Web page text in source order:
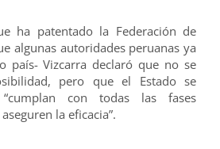
ha patentado la Federación de
algunas autoridades peruanas ya
país- Vizcarra declaró que no se
pero que el Estado se
con todas las fases
la eficacia”.